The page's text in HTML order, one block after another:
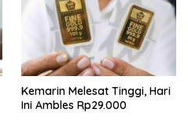
Kemarin Melesat Tinggi, Hari
Ini Ambles Rp29.000